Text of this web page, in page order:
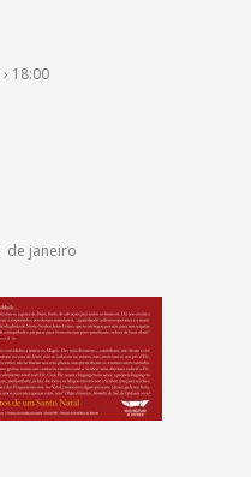
18:00
de janeiro